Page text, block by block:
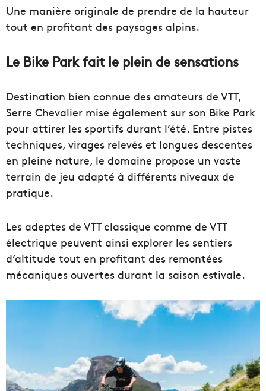
Une manière originale de prendre de la hauteur
tout en profitant des paysages alpins.
Le Bike Park fait le plein de sensations
Destination bien connue des amateurs de VTT,
Serre Chevalier mise également sur son Bike Park
pour attirer les sportifs durant l’été. Entre pistes
techniques, virages relevés et longues descentes
en pleine nature, le domaine propose un vaste
terrain de jeu adapté à différents niveaux de
pratique.
Les adeptes de VTT classique comme de VTT
électrique peuvent ainsi explorer les sentiers
d’altitude tout en profitant des remontées
mécaniques ouvertes durant la saison estivale.